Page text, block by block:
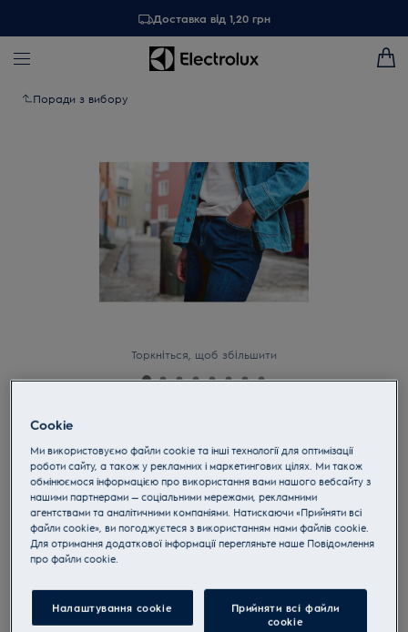
Доставка від 1,20 грн
Поради з вибору
Торкніться, щоб збільшити
EW6S4R06BI
PerfectCare 600 Компактна
пральна машина з фронтальним
завантаженням
4.7 (13)
SensiCare.
Технологія SensiCare автоматично регулює час, витрати води та
Cookie
Ми використовуємо файли cookie та інші технології для оптимізації
роботи сайту, а також у рекламних і маркетингових цілях. Ми також
обмінюємося інформацією про використання вами нашого вебсайту з
нашими партнерами — соціальними мережами, рекламними
агентствами та аналітичними компаніями. Натискаючи «Прийняти всі
файли cookie», ви погоджуєтеся з використанням нами файлів cookie.
Для отримання додаткової інформації перегляньте наше Пoвідомлення
прo файли cookie.
Налаштування cookie
Прийняти всі файли
сookie